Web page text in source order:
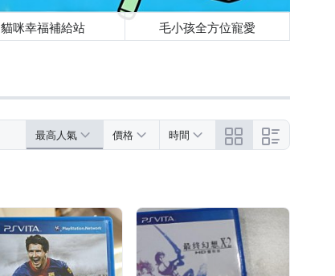
貓咪幸福補給站 毛小孩全方位寵愛
最高人氣 價格 時間